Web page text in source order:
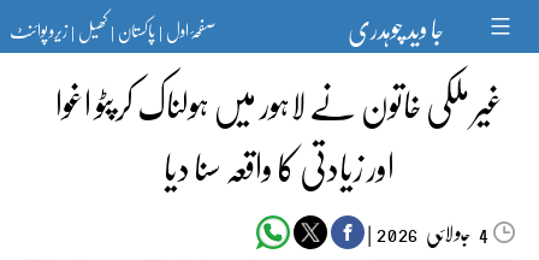
content جا وید چوہدری صفحۂ اول|پاکستان|کھیل|زیرو پوائنٹ
غیر ملکی خاتون نے لاہور میں ہولناک کرپٹو اغوا
اور زیادتی کا واقعہ سنا دیا
4جولائی |